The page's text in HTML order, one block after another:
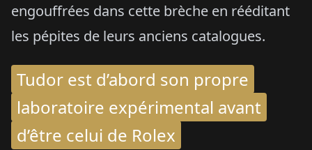
engouffrées dans cette brèche en rééditant
les pépites de leurs anciens catalogues.
Tudor est d’abord son propre
laboratoire expérimental avant
d’être celui de Rolex